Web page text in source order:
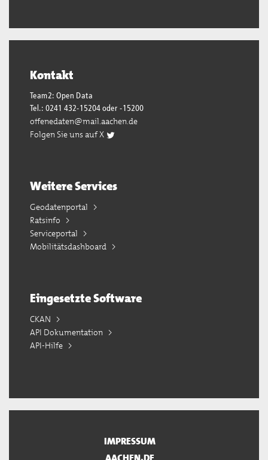
Kontakt
Team2: Open Data
Tel.: 0241 432-15204 oder -15200
offenedaten@mail.aachen.de
Folgen Sie uns auf X
Weitere Services
Geodatenportal
Ratsinfo
Serviceportal
Mobilitätsdashboard
Eingesetzte Software
CKAN
API Dokumentation
API-Hilfe
IMPRESSUM